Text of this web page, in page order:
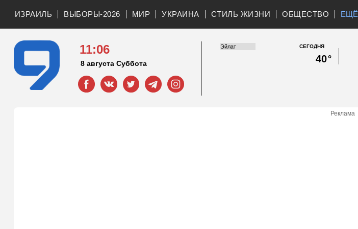
ИЗРАИЛЬ ВЫБОРЫ-2026 МИР УКРАИНА СТИЛЬ ЖИЗНИ ОБЩЕСТВО ЕЩЁ
11:06
8 августа Суббота
СЕГОДНЯ
40°
Реклама